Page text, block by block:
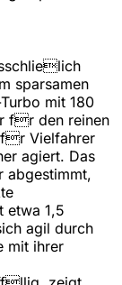
sparsamen
mit 180
fr den reinen
fr Vielfahrer
agiert. Das
abgestimmt,
etwa 1,5
agil durch
mit ihrer